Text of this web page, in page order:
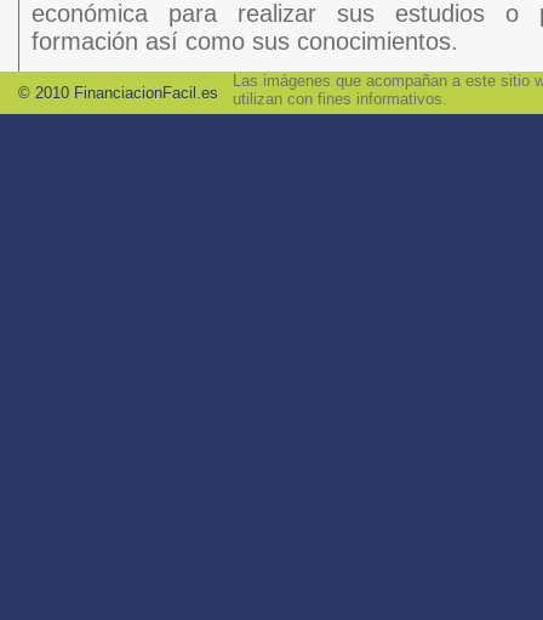
económica para realizar sus estudios o
formación así como sus conocimientos.
© 2010 FinanciacionFacil.es
Las imágenes que acompañan a este sitio
utilizan con fines informativos.